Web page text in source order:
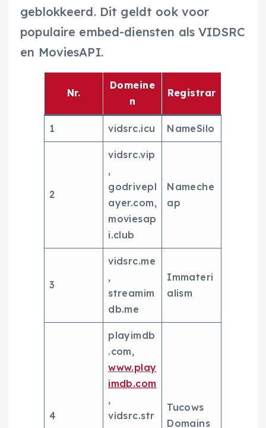
geblokkeerd. Dit geldt ook voor
populaire embed-diensten als VIDSRC
en MoviesAPI.
Nr.
Domeine
n
Registrar
1 vidsrc.icu NameSilo
2
vidsrc.vip
,
godrivepl
ayer.com,
moviesap
i.club
Nameche
ap
3
vidsrc.me
,
streamim
db.me
Immateri
alism
4
playimdb
.com,
www.play
imdb.com
,
vidsrc.str
Tucows
Domains